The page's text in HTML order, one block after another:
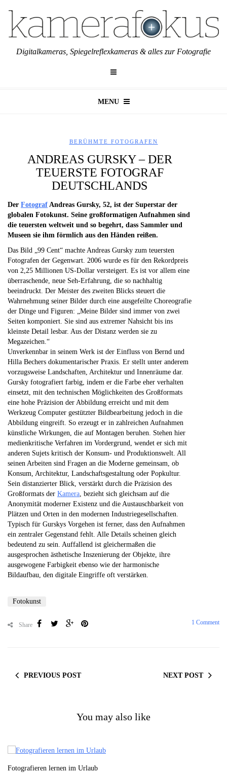
Digitalkameras, Spiegelreflexkameras & alles zur Fotografie
MENU
BERÜHMTE FOTOGRAFEN
ANDREAS GURSKY – DER
TEUERSTE FOTOGRAF
DEUTSCHLANDS
Der Fotograf Andreas Gursky, 52, ist der Superstar der
globalen Fotokunst. Seine großformatigen Aufnahmen sind
die teuersten weltweit und so begehrt, dass Sammler und
Museen sie ihm förmlich aus den Händen reißen.
Das Bild „99 Cent“ machte Andreas Gursky zum teuersten
Fotografen der Gegenwart. 2006 wurde es für den Rekordpreis
von 2,25 Millionen US-Dollar versteigert. Es ist vor allem eine
überraschende, neue Seh-Erfahrung, die so nachhaltig
beeindruckt. Der Meister des zweiten Blicks steuert die
Wahrnehmung seiner Bilder durch eine ausgefeilte Choreografie
der Dinge und Figuren: „Meine Bilder sind immer von zwei
Seiten komponiert. Sie sind aus extremer Nahsicht bis ins
kleinste Detail lesbar. Aus der Distanz werden sie zu
Megazeichen.“
Unverkennbar in seinem Werk ist der Einfluss von Bernd und
Hilla Bechers dokumentarischer Praxis. Er stellt unter anderem
vorzugsweise Landschaften, Architektur und Innenräume dar.
Gursky fotografiert farbig, indem er die Farbe eher verhalten
einsetzt, mit den technischen Möglichkeiten des Großformats
eine hohe Präzision der Abbildung erreicht und mit dem
Werkzeug Computer gestützter Bildbearbeitung jedoch in die
Abbildung eingreift. So erzeugt er in zahlreichen Aufnahmen
künstliche Wirkungen, die auf Montagen beruhen. Stehen hier
medienkritische Verfahren im Vordergrund, wendet er sich mit
anderen Sujets kritisch der Konsum- und Produktionswelt. All
seinen Arbeiten sind Fragen an die Moderne gemeinsam, ob
Konsum, Architektur, Landschaftsgestaltung oder Popkultur.
Sein distanzierter Blick, verstärkt durch die Präzision des
Großformats der Kamera, bezieht sich gleichsam auf die
Anonymität moderner Existenz und die Austauschbarkeit von
Plätzen und Orten in den modernen Industriegesellschaften.
Typisch für Gurskys Vorgehen ist ferner, dass den Aufnahmen
ein zentraler Gegenstand fehlt. Alle Details scheinen gleich
bedeutend zu sein. Auffallend ist gleichermaßen die
ausgesprochen ästhetische Inszenierung der Objekte, ihre
ausgewogene Farbigkeit ebenso wie der harmonische
Bildaufbau, den digitale Eingriffe oft verstärken.
Fotokunst
1 Comment
Share
PREVIOUS POST NEXT POST
You may also like
Fotografieren lernen im Urlaub